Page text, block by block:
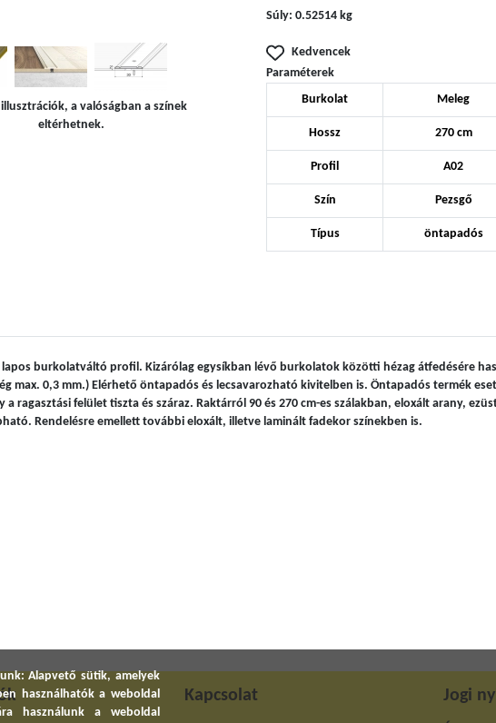
a valóságban a színek
eltérhetnek.
Súly: 0.52514 kg
Kedvencek
Paraméterek
Burkolat Meleg
Hossz 270 cm
Profil A02
Szín Pezsgő
Típus öntapadós
lapos burkolatváltó profil. Kizárólag egysíkban lévő burkolatok közötti hézag átfedésére
max. 0,3 mm.) Elérhető öntapadós és lecsavarozható kivitelben is. Öntapadós termék
a ragasztási felület tiszta és száraz. Raktárról 90 és 270 cm-es szálakban, eloxált arany,
Rendelésre emellett további eloxált, illetve laminált fadekor színekben is.
Kapcsolat Jogi
Alapvető sütik, amelyek
használhatók a weboldal
használunk a weboldal